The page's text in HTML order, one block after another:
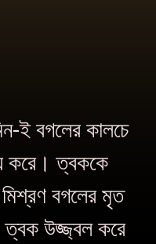
ই বগলের কালচে
করে। ত্বককে
বগলের মৃত
উজ্জ্বল করে